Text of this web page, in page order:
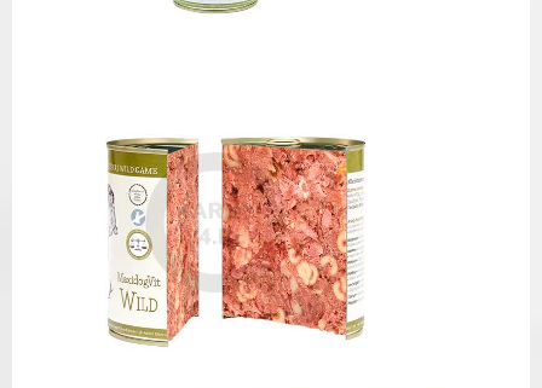
25 kg
26 -
35 kg
800 g
50 kg
1000 g
51 -
65 kg
1200 g